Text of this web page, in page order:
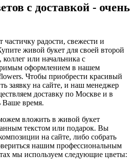
с доставкой - очень
радости, свежести и
живой букет для своей второй
или начальника с
оформлением в нашем
Чтобы приобрести красивый
заявку на сайте, и наш менеджер
доставку по Москве и в
Ваше время.
вложить в живой букет
текстом или подарок. Вы
на сайте, либо собрать
нашим профессиональным
мы используем следующие цветы: